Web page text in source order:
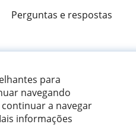
para
navegando
continuar a navegar
informações
Perguntas e respostas